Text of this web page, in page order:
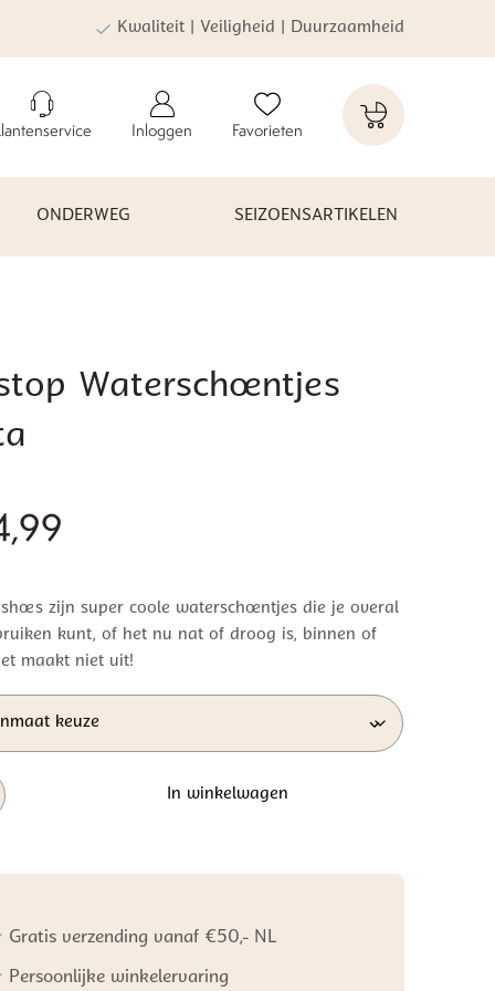
Kwaliteit | Veiligheid | Duurzaamheid
Inloggen Favorieten
ONDERWEG SEIZOENSARTIKELEN
Waterschoentjes
zijn super coole waterschoentjes die je overal
kunt, of het nu nat of droog is, binnen of
maakt niet uit!
In winkelwagen
Gratis verzending vanaf €50,- NL
Persoonlijke winkelervaring